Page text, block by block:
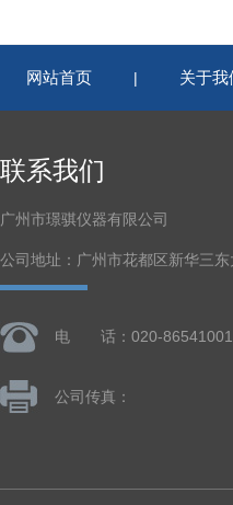
网站首页 | 关于我
联系我们
广州市璟骐仪器有限公司
公司地址：广州市花都区新华三
电 话：020-86541001
公司传真：